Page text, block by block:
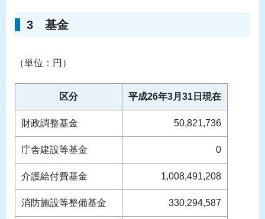
3 基金
（単位：円）
区分 平成26年3月31日現在
財政調整基金 50,821,736
庁舎建設等基金 0
介護給付費基金 1,008,491,208
消防施設等整備基金 330,294,587